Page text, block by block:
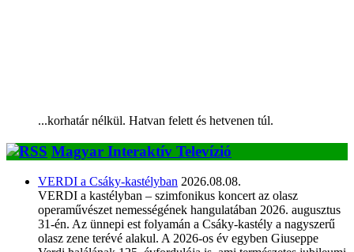
...korhatár nélkül. Hatvan felett és hetvenen túl.
Magyar Interaktív Televízió
VERDI a Csáky-kastélyban 2026.08.08.
VERDI a kastélyban – szimfonikus koncert az olasz
operaművészet nemességének hangulatában 2026. augusztus
31-én. Az ünnepi est folyamán a Csáky-kastély a nagyszerű
olasz zene terévé alakul. A 2026-os év egyben Giuseppe